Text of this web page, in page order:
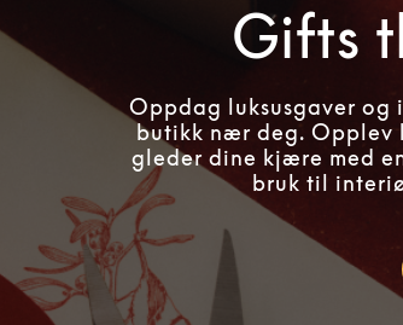
Gifts
Oppdag luksusgaver og
butikk nær deg. Opplev
gleder dine kjære med
bruk til